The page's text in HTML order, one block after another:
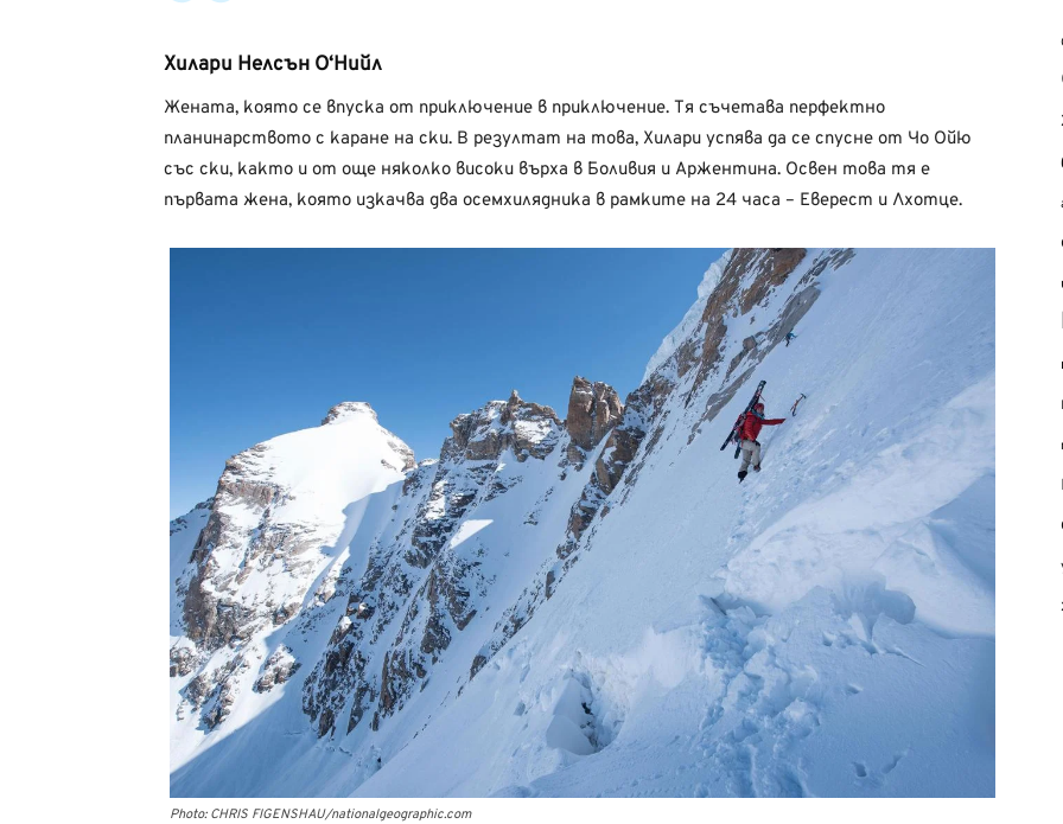
Хилари Нелсън О‘Нийл
Жената, която се впуска от приключение в приключение. Тя съчетава перфектно
планинарството с каране на ски. В резултат на това, Хилари успява да се спусне от Чо Ойю
със ски, както и от още няколко високи върха в Боливия и Аржентина. Освен това тя е
първата жена, която изкачва два осемхилядника в рамките на 24 часа – Еверест и Лхотце.
Photo: CHRIS FIGENSHAU/nationalgeographic.com